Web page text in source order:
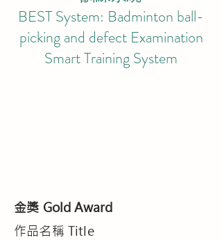
BEST System: Badminton ball-
picking and defect Examination
Smart Training System
金獎 Gold Award
​作品名稱 Title